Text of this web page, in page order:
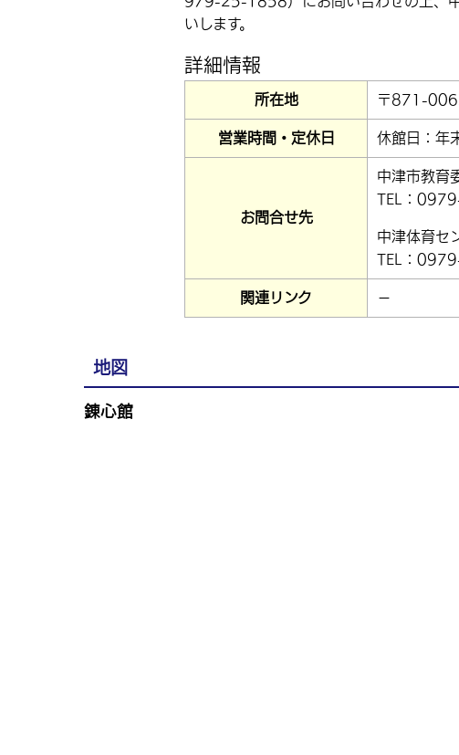
いします。
詳細情報
所在地 〒871-
営業時間・定休日 休館日：年
お問合せ先
中津市教育
TEL：
中津体育セ
TEL：
関連リンク －
地図
錬心館